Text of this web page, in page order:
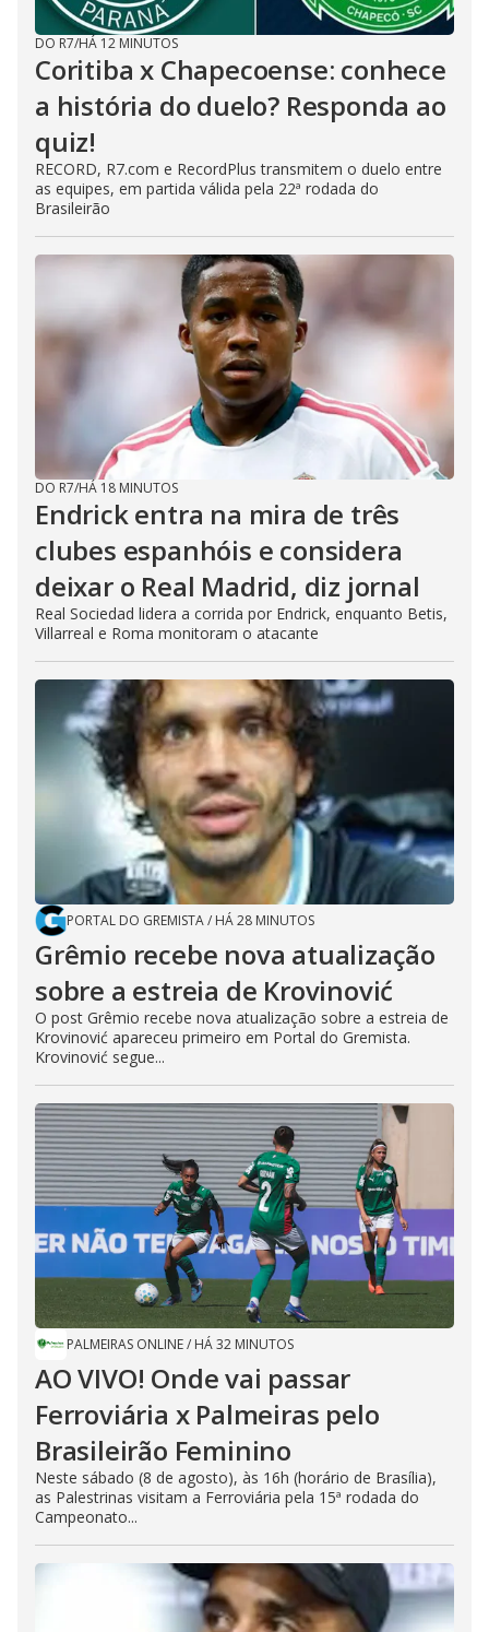
DO R7/HÁ 12 MINUTOS
Coritiba x Chapecoense: conhece
a história do duelo? Responda ao
quiz!
RECORD, R7.com e RecordPlus transmitem o duelo entre
as equipes, em partida válida pela 22ª rodada do
Brasileirão
DO R7/HÁ 18 MINUTOS
Endrick entra na mira de três
clubes espanhóis e considera
deixar o Real Madrid, diz jornal
Real Sociedad lidera a corrida por Endrick, enquanto Betis,
Villarreal e Roma monitoram o atacante
PORTAL DO GREMISTA/ HÁ 28 MINUTOS
Grêmio recebe nova atualização
sobre a estreia de Krovinović
O post Grêmio recebe nova atualização sobre a estreia de
Krovinović apareceu primeiro em Portal do Gremista.
Krovinović segue...
PALMEIRAS ONLINE/ HÁ 32 MINUTOS
AO VIVO! Onde vai passar
Ferroviária x Palmeiras pelo
Brasileirão Feminino
Neste sábado (8 de agosto), às 16h (horário de Brasília),
as Palestrinas visitam a Ferroviária pela 15ª rodada do
Campeonato...